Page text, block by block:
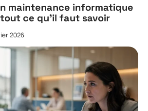
maintenance informatique
ce qu’il faut savoir
2026